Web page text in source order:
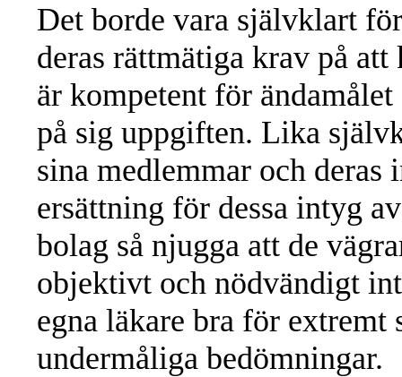
Det borde vara självklart
deras rättmätiga krav på
är kompetent för
på sig uppgiften. Lika
sina medlemmar och
ersättning för dessa intyg
bolag så njugga att de
objektivt och nödvändigt
egna läkare bra för extremt
undermåliga bedömningar.